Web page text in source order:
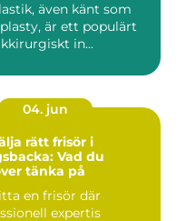
även känt som
är ett populärt
in...
04. jun
rätt frisör i
Vad du
tänka på
en frisör där
expertis